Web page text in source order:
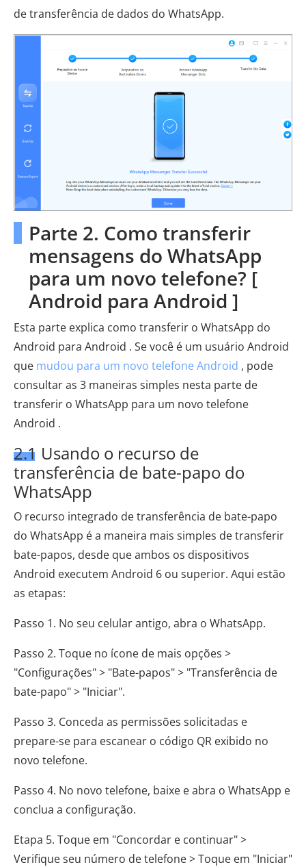
de transferência de dados do WhatsApp.
Parte 2. Como transferir
mensagens do WhatsApp
para um novo telefone? [
Android para Android ]
Esta parte explica como transferir o WhatsApp do
Android para Android . Se você é um usuário Android
que mudou para um novo telefone Android , pode
consultar as 3 maneiras simples nesta parte de
transferir o WhatsApp para um novo telefone
Android .
2.1 Usando o recurso de
transferência de bate-papo do
WhatsApp
O recurso integrado de transferência de bate-papo
do WhatsApp é a maneira mais simples de transferir
bate-papos, desde que ambos os dispositivos
Android executem Android 6 ou superior. Aqui estão
as etapas:
Passo 1. No seu celular antigo, abra o WhatsApp.
Passo 2. Toque no ícone de mais opções >
"Configurações" > "Bate-papos" > "Transferência de
bate-papo" > "Iniciar".
Passo 3. Conceda as permissões solicitadas e
prepare-se para escanear o código QR exibido no
novo telefone.
Passo 4. No novo telefone, baixe e abra o WhatsApp e
conclua a configuração.
Etapa 5. Toque em "Concordar e continuar" >
Verifique seu número de telefone > Toque em "Iniciar"